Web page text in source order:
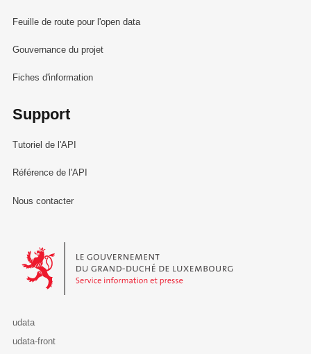
Feuille de route pour l'open data
Gouvernance du projet
Fiches d'information
Support
Tutoriel de l'API
Référence de l'API
Nous contacter
Le Gouvernement du Grand-Duché de Luxembourg - Service
udata
udata-front